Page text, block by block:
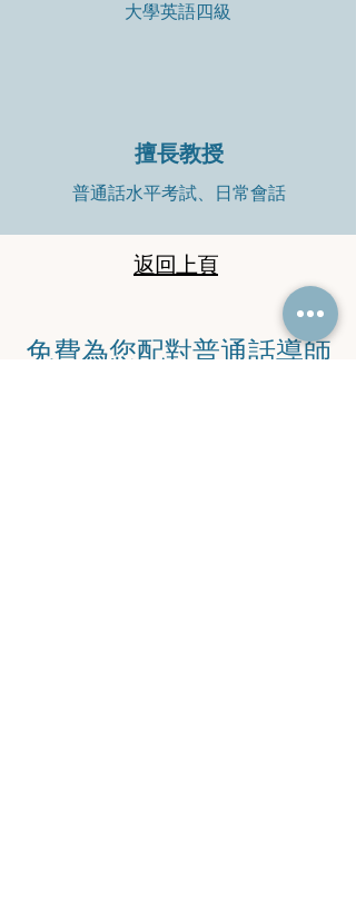
大學英語四級
擅長教授
普通話水平考試、日常會話
返回上頁
​免費為您配對普通話導師